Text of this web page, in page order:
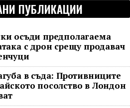
ПУБЛИКАЦИИ
осъди предполагаема
с дрон срещу продавач
в съда: Противниците
посолство в Лондон